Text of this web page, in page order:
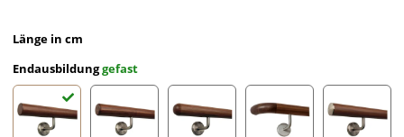
Länge in cm
Endausbildunggefast